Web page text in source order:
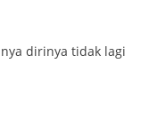
dirinya tidak lagi